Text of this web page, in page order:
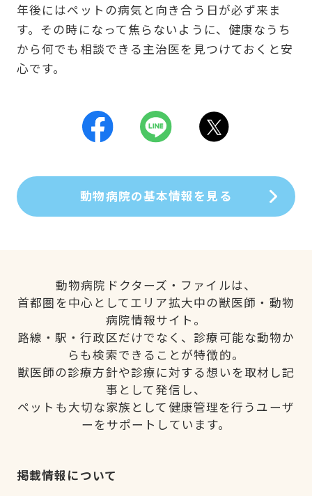
年後にはペットの病気と向き合う日が必ず来ま
す。その時になって焦らないように、健康なうち
から何でも相談できる主治医を見つけておくと安
心です。
動物病院の基本情報を見る
動物病院ドクターズ・ファイルは、
首都圏を中心としてエリア拡大中の獣医師・動物
病院情報サイト。
路線・駅・行政区だけでなく、診療可能な動物か
らも検索できることが特徴的。
獣医師の診療方針や診療に対する想いを取材し記
事として発信し、
ペットも大切な家族として健康管理を行うユーザ
ーをサポートしています。
掲載情報について